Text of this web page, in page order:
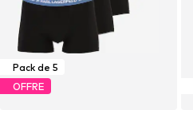
Pack de 5
OFFRE